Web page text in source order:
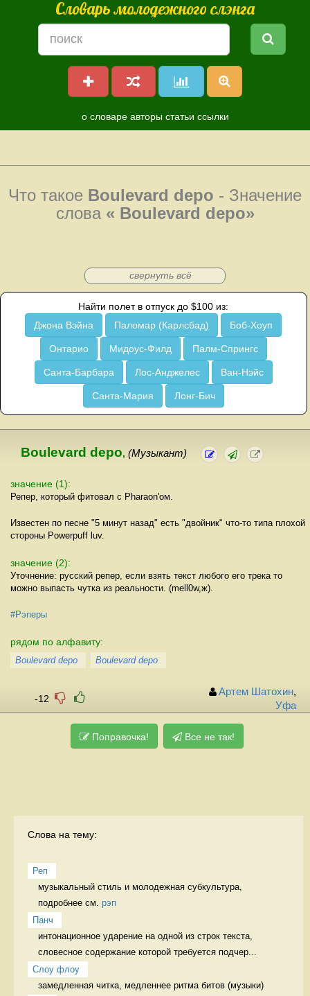
Словарь молодежного слэнга
о словаре авторы статьи ссылки
Что такое Boulevard depo - Значение
слова « Boulevard depo»
свернуть всё
Найти полет в отпуск до $100 из:
Джона Вэйна
Паломар (Карлсбад) Боб-Хоуп
Онтарио Мидоус-Филд Палм-Спрингс
Санта-Барбара Лос-Анджелес Ван-Нэйс
Санта-Мария Лонг-Бич
Boulevard depo, (Музыкант)
значение (1):
Репер, который фитовал с Pharaon'ом.
Известен по песне "5 минут назад" есть "двойник" что-то типа плохой
стороны Powerpuff luv.
значение (2):
Уточнение: русский репер, если взять текст любого его трека то
можно выпасть чутка из реальности. (mell0w,ж).
#Рэперы
рядом по алфавиту:
Boulevard depo Boulevard depo
-12
Артем Шатохин,
Уфа
Поправочка! Все не так!
Слова на тему:
Реп
музыкальный стиль и молодежная субкультура,
подробнее см. рэп
Панч
интонационное ударение на одной из строк текста,
словесное содержание которой требуется подчер...
Слоу флоу
замедленная читка, медленнее ритма битов (музыки)